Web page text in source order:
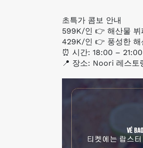
초특가 콤보 안내
599K/인 👉 해산물 뷔
429K/인 👉 풍성한 해
⏰ 시간: 18:00 –
📍 장소: Noori 레스토